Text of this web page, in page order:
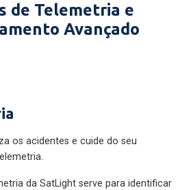
de Telemetria e
Avançado
os acidentes e cuide do seu
da SatLight serve para identificar